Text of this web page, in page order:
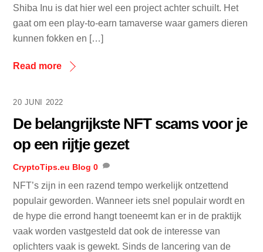
Shiba Inu is dat hier wel een project achter schuilt. Het
gaat om een play-to-earn tamaverse waar gamers dieren
kunnen fokken en […]
Read more
20 JUNI 2022
De belangrijkste NFT scams voor je
op een rijtje gezet
CryptoTips.eu Blog 0
NFT’s zijn in een razend tempo werkelijk ontzettend
populair geworden. Wanneer iets snel populair wordt en
de hype die errond hangt toeneemt kan er in de praktijk
vaak worden vastgesteld dat ook de interesse van
oplichters vaak is gewekt. Sinds de lancering van de